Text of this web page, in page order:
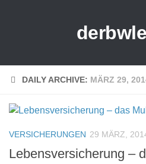
DAILY ARCHIVE: MÄRZ 29,
VERSICHERUNGEN 29 MÄRZ,
Lebensversicherung –